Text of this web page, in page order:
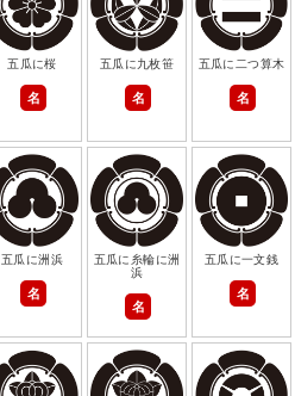
五瓜に桜
名
五瓜に九枚笹
名
五瓜に二つ算木
名
五瓜に洲浜
名
五瓜に糸輪に洲
浜
名
五瓜に一文銭
名